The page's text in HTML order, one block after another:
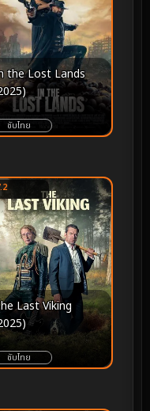
the Lost Lands
ซับไทย
Last Viking
ซับไทย